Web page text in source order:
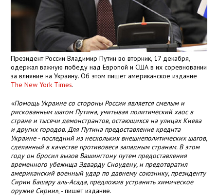
Президент России Владимир Путин во вторник, 17 декабря,
одержал важную победу над Европой и США в их соревновании
за влияние на Украину. Об этом пишет американское издание
The New York Times.
«Помощь Украине со стороны России является смелым и
рискованным шагом Путина, учитывая политический хаос в
стране и тысячи демонстрантов, остающихся на улицах Киева
и других городов. Для Путина предоставление кредита
Украине - последний из нескольких внешнеполитических шагов,
сделанный в качестве противовеса западным странам. В этом
году он бросил вызов Вашингтону путем предоставления
временного убежища Эдварду Сноудену, и предотвратил
американский военный удар по давнему союзнику, президенту
Сирии Башару аль-Асада, предложив устранить химическое
оружие Сирии», - пишет издание.